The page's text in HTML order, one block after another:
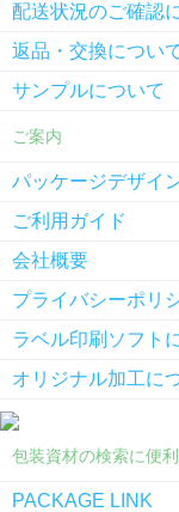
配送状況のご確認
返品・交換につい
サンプルについて
ご案内
パッケージデザイ
ご利用ガイド
会社概要
プライバシーポリ
ラベル印刷ソフト
オリジナル加工に
包装資材の検索に便
PACKAGE LINK